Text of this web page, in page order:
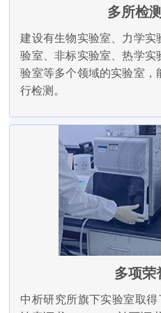
多所检
建设有生物实验室、力学
验室、非标实验室、热学
验室等多个领域的实验室
行检测。
多项荣
中析研究所旗下实验室取